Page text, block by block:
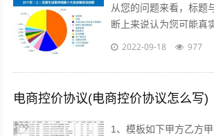
从您的问题来看，标题
断上来说认为您可能真
商真的挣钱吗能挣多少
2022-09-18 977
电商控价协议(电商控价协议怎么写)
1、模板如下甲方乙方